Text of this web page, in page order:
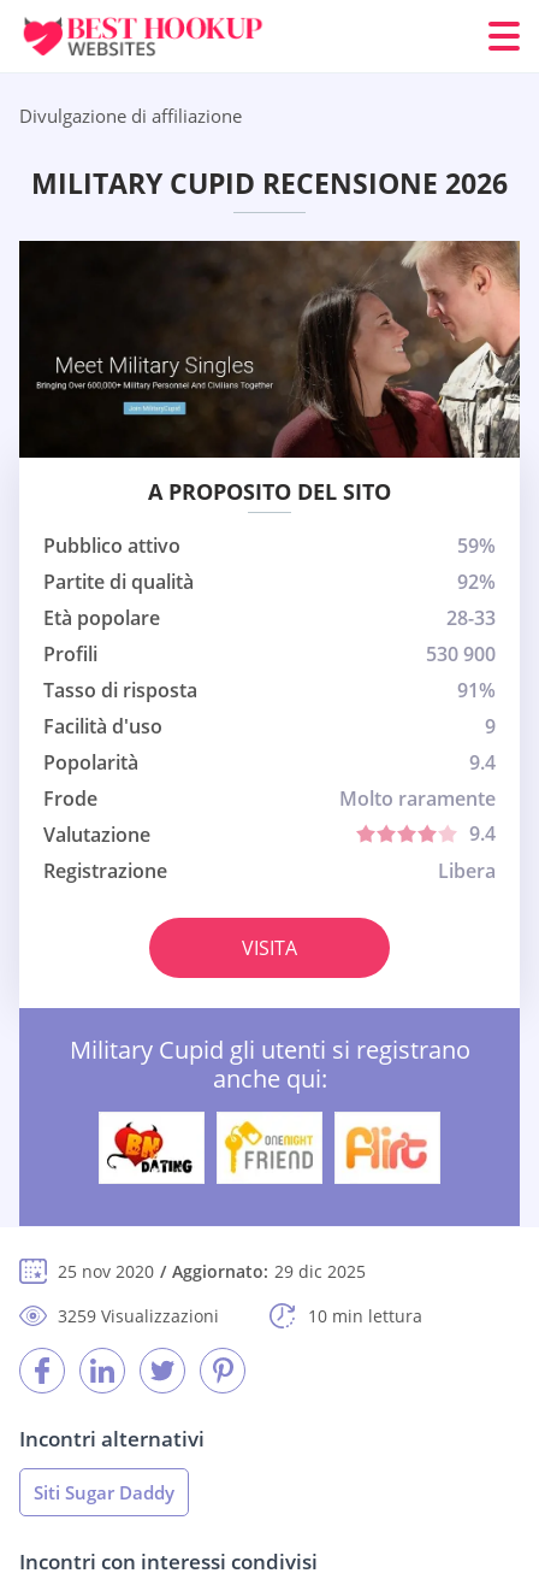
Divulgazione di affiliazione
MILITARY CUPID RECENSIONE 2026
A PROPOSITO DEL SITO
Pubblico attivo
59%
Partite di qualità
92%
Età popolare
28-33
Profili
530 900
Tasso di risposta
91%
Facilità d'uso
9
Popolarità
9.4
Frode
Molto raramente
Valutazione
9.4
Registrazione
Libera
VISITA
Military Cupid gli utenti si registrano
anche qui:
25 nov 2020 Aggiornato: 29 dic 2025
3259 Visualizzazioni
10 min lettura
Incontri alternativi
Siti Sugar Daddy
Incontri con interessi condivisi